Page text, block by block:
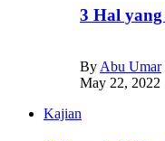
3 Hal
By Abu Umar
May 22, 2022
Kajian